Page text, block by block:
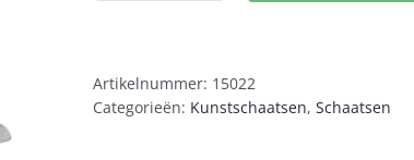
Artikelnummer: 15022
Categorieën: Kunstschaatsen, Schaatsen